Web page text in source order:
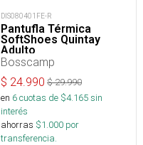
DIS080401FE-R
Pantufla Térmica
SoftShoes Quintay
Adulto
Bosscamp
$ 24.990 $29.990
en 6cuotas de $4.165sin
interés
ahorras $1.000 por
transferencia.